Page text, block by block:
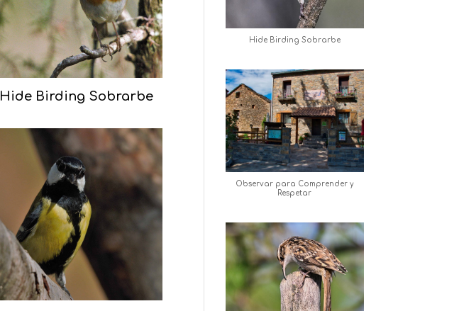
Hide Birding Sobrarbe
Hide Birding Sobrarbe
Observar para Comprender y
Respetar